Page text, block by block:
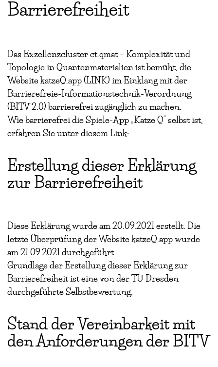
Barrierefreiheit
Das Exzellenzcluster ct.qmat – Komplexität und
Topologie in Quantenmaterialien ist bemüht, die
Website katzeQ.app (LINK) im Einklang mit der
Barrierefreie-Informationstechnik-Verordnung
(BITV 2.0) barrierefrei zugänglich zu machen.
Wie barrierefrei die Spiele-App „Katze Q“ selbst ist,
erfahren Sie unter diesem Link:
Erstellung dieser Erklärung
zur Barrierefreiheit
Diese Erklärung wurde am 20.09.2021 erstellt. Die
letzte Überprüfung der Website katzeQ.app wurde
am 21.09.2021 durchgeführt.
Grundlage der Erstellung dieser Erklärung zur
Barrierefreiheit ist eine von der TU Dresden
durchgeführte Selbstbewertung.
Stand der Vereinbarkeit mit
den Anforderungen der BITV